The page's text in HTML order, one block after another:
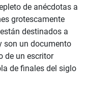
de anécdotas a
grotescamente
destinados a
son un documento
de un escritor
de finales del siglo